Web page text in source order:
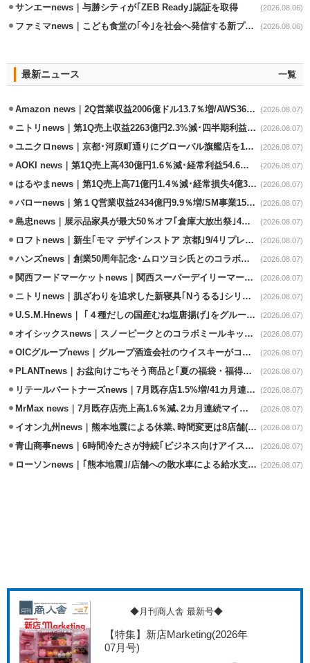
サンエーnews｜与勝シティが｢ZEB Ready｣認証を取得 (2026.08.06)
ファミマnews｜こども食堂の｢今｣を社会へ発信する新プロジェクト始動 (2026.08.06)
最新ニュース 一覧
Amazon news｜2Q営業収益2006億ドル13.7％増/AWS36.8％％増が貢献 (2026.08.07)
ニトリnews｜第1Q売上収益2263億円2.3%減･四半期利益1.4％減 (2026.08.07)
ユニクロnews｜京都･河原町通りにグローバル旗艦店を11/6開設 (2026.08.07)
AOKI news｜第1Q売上高430億円1.6％減･経常利益54.6％減 (2026.08.07)
はるやまnews｜第1Q売上高71億円1.4％減･経常損失4億3800万円 (2026.08.07)
バローnews｜第１Q営業収益2434億円9.9％増/SM事業15.5％増と絶好調 (2026.08.07)
島忠news｜展示品家具が最大50％オフ｢倉庫大放出祭｣4店舗限定で開催 (2026.08.07)
ロフトnews｜新生｢モマ デザインストア 京都｣9/4リプレイスオープン (2026.08.07)
ハンズnews｜創業50周年記念･ムロツヨシ氏とのコラボ企画｢ムロハンズ｣開催 (2026.08.07)
関西フードマーケットnews｜関西スーパーデイリーマート蒲生店8/7改装 (2026.08.07)
ニトリnews｜肌ざわりを追求した新寝具｢Nうるる｣シリーズを発売 (2026.08.07)
U.S.M.Hnews｜ ｢４種だしの国産むね塩唐揚げ｣をグループ610店で共同販促 (2026.08.07)
オイシックスnews｜スノーピークとのコラボミールキット8/13発売 (2026.08.07)
OICグループnews｜グループ酒造会社のウイスキーがコンペティション受賞 (2026.08.07)
PLANTnews｜お盆向けごちそう商品と｢夏の福袋・福得カート｣8/8から開催 (2026.08.07)
リテールパートナーズnews｜7月既存店1.5%増/41カ月連続増 (2026.08.07)
MrMax news｜7月既存店売上高1.6％減､2カ月連続マイナス (2026.08.07)
イオン九州news｜熊本地震による休業､時間変更は8店舗(8/7時点) (2026.08.07)
青山商事news｜6時間冷たさが持続｢ビジネス向けアイスベスト｣発売 (2026.08.07)
ローソンnews｜｢熊本地震｣/店舗への散水車による給水支援を開始 (2026.08.07)
◆月刊商人舎 最新号◆
【特集】新店Marketing(2026年
07月号)